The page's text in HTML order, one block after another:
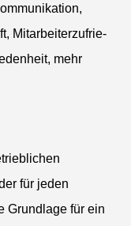
Mitar­bei­ter­zu­frie­
mehr
für jeden
Grundlage für ein